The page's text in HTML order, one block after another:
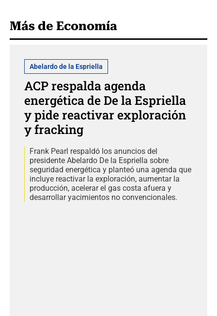
Más de Economía
Abelardo de la Espriella
ACP respalda agenda
energética de De la Espriella
y pide reactivar exploración
y fracking
Frank Pearl respaldó los anuncios del
presidente Abelardo De la Espriella sobre
seguridad energética y planteó una agenda que
incluye reactivar la exploración, aumentar la
producción, acelerar el gas costa afuera y
desarrollar yacimientos no convencionales.